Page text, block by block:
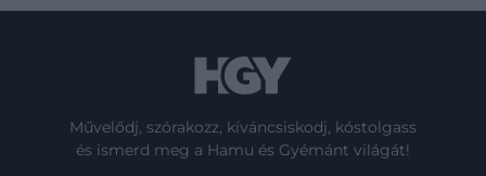
Művelődj, szórakozz, kíváncsiskodj, kóstolgass
és ismerd meg a Hamu és Gyémánt világát!